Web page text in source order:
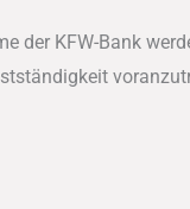
der KFW-Bank